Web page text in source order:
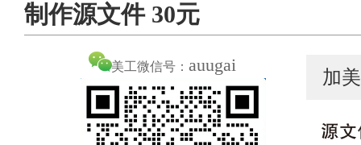
制作源文件 30元
美工微信号： auugai
加